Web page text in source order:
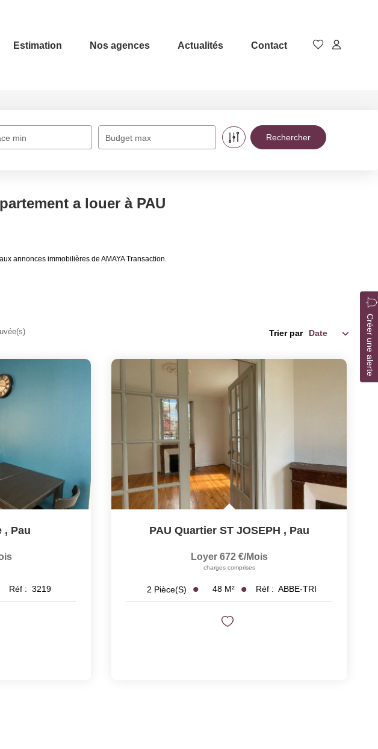
Estimation Nos agences Actualités Contact
min Budget max
a louer à PAU
annonces immobilières de AMAYA Transaction.
Créer une alerte
Trier par
, Pau
Réf : 3219
PAU Quartier ST JOSEPH , Pau
Loyer 672 €/mois
charges comprises
2 Pièce(s) 48 M² Réf : ABBE-TRI